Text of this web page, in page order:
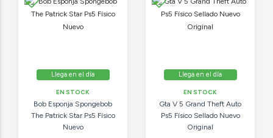
Llega en el día
EN STOCK
Bob Esponja Spongebob
The Patrick Star Ps5 Físico
Nuevo
Llega en el día
EN STOCK
Gta V 5 Grand Theft Auto
Ps5 Físico Sellado Nuevo
Original